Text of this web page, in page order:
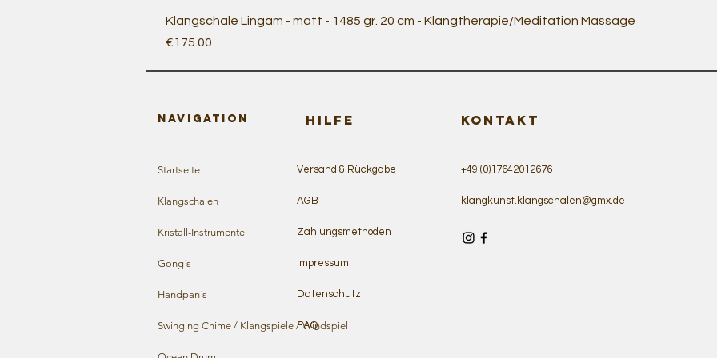
Quick View
Klangschale Lingam - matt - 1485 gr. 20 cm - Klangtherapie/Meditation Massage
Price
€175.00
Navigation HILFE
Startseite
Klangschalen
Kristall-Instrumente
Gong´s
Handpan´s
Swinging Chime / Klangspiele / Windspiel
Versand & Rückgabe
AGB
Zahlungsmethoden
Impressum
Datenschutz
FAQ
KONTAKT
+49 (0)17642012676
klangkunst.klangschalen@gmx.de